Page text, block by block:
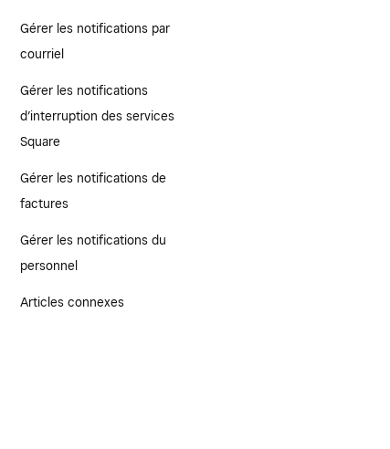
Gérer les notifications par
courriel
Gérer les notifications
d’interruption des services
Square
Gérer les notifications de
factures
Gérer les notifications du
personnel
Articles connexes